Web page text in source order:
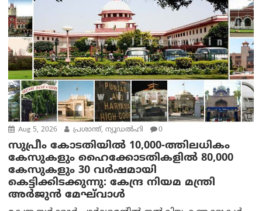
Aug 5, 2026 പ്രശാന്ത്, ന്യൂഡല്‍ഹി 0
സുപ്രീം കോടതിയിൽ 10,000-ത്തിലധികം
കേസുകളും ഹൈക്കോടതികളിൽ 80,000
കേസുകളും 30 വർഷമായി
കെട്ടിക്കിടക്കുന്നു: കേന്ദ്ര നിയമ മന്ത്രി
അര്‍ജുന്‍ മേഘ്‌വാള്‍